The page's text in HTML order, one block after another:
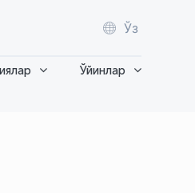
Ўз
Ўйинлар